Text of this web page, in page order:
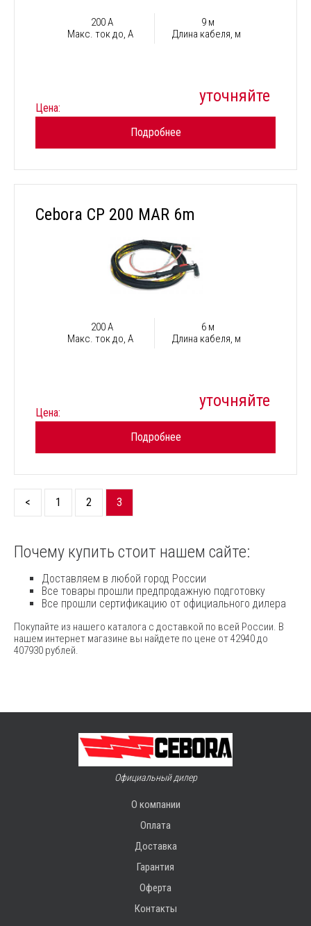
200 А
Макс. ток до, А
9 м
Длина кабеля, м
Цена:
уточняйте
Подробнее
Cebora CP 200 MAR 6m
200 А
Макс. ток до, А
6 м
Длина кабеля, м
Цена:
уточняйте
Подробнее
< 1 2 3
Почему купить стоит нашем сайте:
Доставляем в любой город России
Все товары прошли предпродажную подготовку
Все прошли сертификацию от официального дилера
Покупайте из нашего каталога с доставкой по всей России. В
нашем интернет магазине вы найдете по цене от 42940 до
407930 рублей.
Официальный дилер
О компании
Оплата
Доставка
Гарантия
Оферта
Контакты